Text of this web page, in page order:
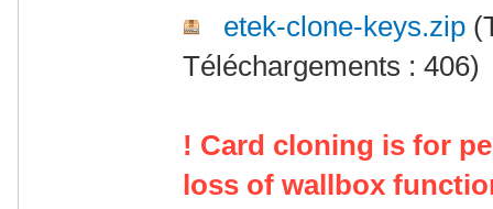
etek-clone-keys.zip
Téléchargements : 406)
! Card cloning is for
loss of wallbox